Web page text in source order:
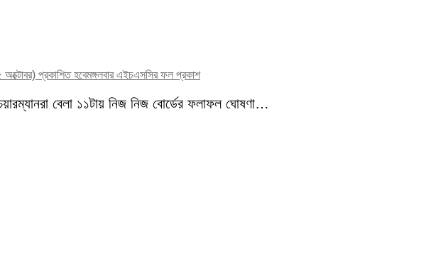
অক্টোবর) প্রকাশিত হবেমঙ্গলবার এইচএসসির ফল প্রকাশ
বেলা ১১টায় নিজ নিজ বোর্ডের ফলাফল ঘোষণা…